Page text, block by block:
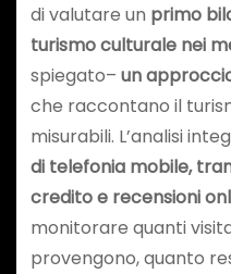
di valutare un primo
turismo culturale nei
spiegato– un
che raccontano il
misurabili. L’analisi
di telefonia mobile,
credito e recensioni
monitorare quanti
provengono, quanto